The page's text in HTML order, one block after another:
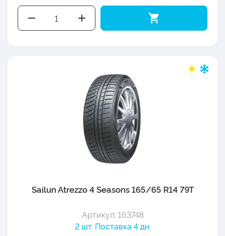
Sailun Atrezzo 4 Seasons 165/65 R14 79T
Артикул: 163748
2 шт. Поставка 4 дн.